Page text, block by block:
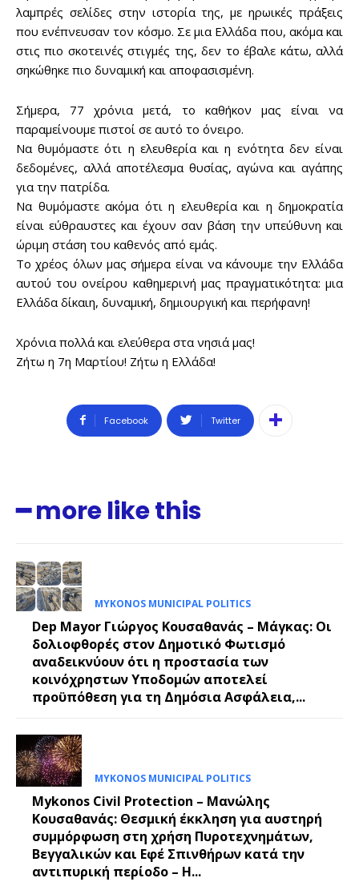
Sing up for our newsletter
to stay in the loop.
SUBSCRIBE
λαμπρές σελίδες στην ιστορία της, με ηρωικές πράξεις
που ενέπνευσαν τον κόσμο. Σε μια Ελλάδα που, ακόμα και
στις πιο σκοτεινές στιγμές της, δεν το έβαλε κάτω, αλλά
σηκώθηκε πιο δυναμική και αποφασισμένη.
Σήμερα, 77 χρόνια μετά, το καθήκον μας είναι να
παραμείνουμε πιστοί σε αυτό το όνειρο.
Να θυμόμαστε ότι η ελευθερία και η ενότητα δεν είναι
δεδομένες, αλλά αποτέλεσμα θυσίας, αγώνα και αγάπης
για την πατρίδα.
Να θυμόμαστε ακόμα ότι η ελευθερία και η δημοκρατία
είναι εύθραυστες και έχουν σαν βάση την υπεύθυνη και
ώριμη στάση του καθενός από εμάς.
Το χρέος όλων μας σήμερα είναι να κάνουμε την Ελλάδα
αυτού του ονείρου καθημερινή μας πραγματικότητα: μια
Ελλάδα δίκαιη, δυναμική, δημιουργική και περήφανη!
Χρόνια πολλά και ελεύθερα στα νησιά μας!
Ζήτω η 7η Μαρτίου! Ζήτω η Ελλάδα!
Facebook Twitter
━ more like this
MYKONOS MUNICIPAL POLITICS
Dep Mayor Γιώργος Κουσαθανάς – Μάγκας: Οι
δολιοφθορές στον Δημοτικό Φωτισμό
αναδεικνύουν ότι η προστασία των
κοινόχρηστων Υποδομών αποτελεί
προϋπόθεση για τη Δημόσια Ασφάλεια,...
MYKONOS MUNICIPAL POLITICS
Mykonos Civil Protection – Μανώλης
Κουσαθανάς: Θεσμική έκκληση για αυστηρή
συμμόρφωση στη χρήση Πυροτεχνημάτων,
Βεγγαλικών και Εφέ Σπινθήρων κατά την
αντιπυρική περίοδο – Η...